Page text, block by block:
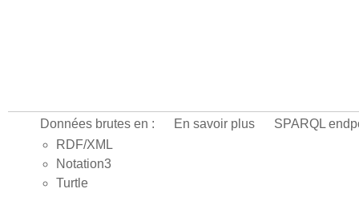
Données brutes en :
RDF/XML
Notation3
Turtle
En savoir plus SPARQL